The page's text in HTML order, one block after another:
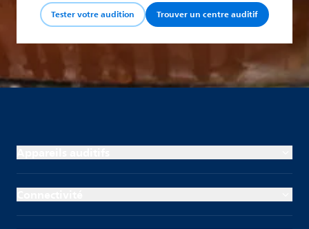
Tester votre audition Trouver un centre auditif